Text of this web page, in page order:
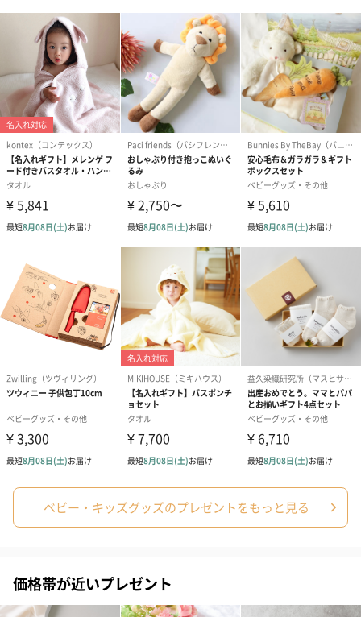
リボン付きバッグ（クリーム）
XL（350円）
リボン付きバッグ（グレー）
XL（350円）
のしカード
商品の形質上、のしを直接添付できない商品にのし風のカードを
※のし下はご記入いただけません。
※カードのデザインは一部変更する場合があります。
結婚祝い（御結婚御
出産祝い（御出産御
内祝い_蝶結
出産祝いちょい足しギフト
商品と同梱してお届けいたします。
ベビー・キッズグッズのプレゼントをもっと見る
価格帯が近いプレゼント